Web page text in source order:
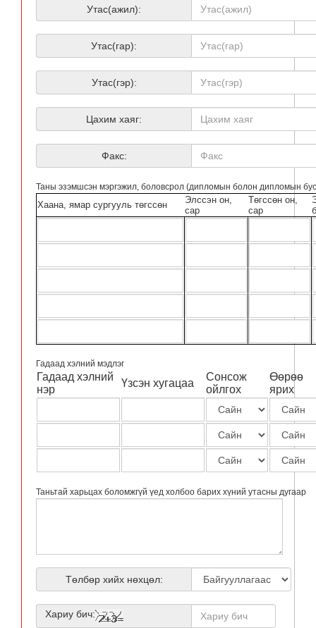
Утас(ажил):
Утас(гар):
Утас(гэр):
Цахим хаяг:
Факс:
Таны эзэмшсэн мэргэжил, боловсрол (дипломын болон дипломын
Хаана, ямар сургууль төгссөн
Элссэн он,
сар
Төгссөн он,
сар
Гадаад хэлний мэдлэг
Гадаад хэлний
нэр
Үзсэн хугацаа
Сонсож
ойлгох
Өөрөө
ярих
Таньтай харьцах боломжгүй үед холбоо барих хүний утасны дугаар
Төлбөр хийх нөхцөл:
Хариу бич: